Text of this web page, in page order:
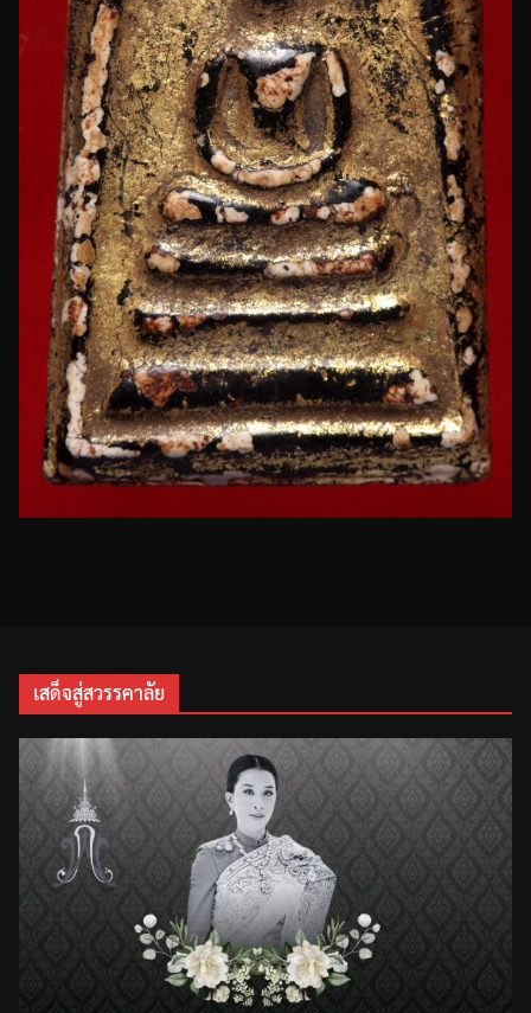
เสด็จสู่สวรรคาลัย